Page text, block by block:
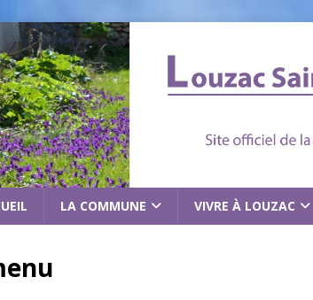
LA COMMUNE VIVRE À LOUZAC